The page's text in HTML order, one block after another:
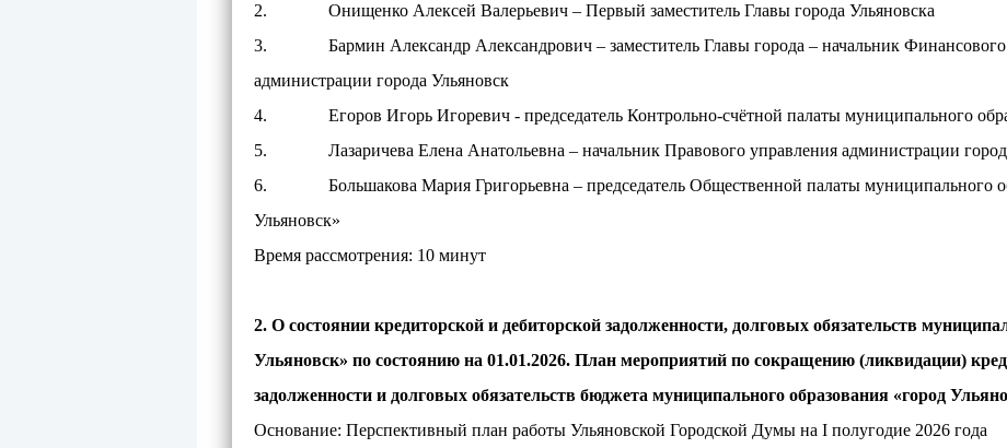
2. Онищенко Алексей Валерьевич – Первый заместитель Главы города Ульяновска
3. Бармин Александр Александрович – заместитель Главы города – начальник Финансового
администрации города Ульяновск
4. Егоров Игорь Игоревич - председатель Контрольно-счётной палаты муниципального
5. Лазаричева Елена Анатольевна – начальник Правового управления администрации
6. Большакова Мария Григорьевна – председатель Общественной палаты муниципального
Ульяновск»
Время рассмотрения: 10 минут
2. О состоянии кредиторской и дебиторской задолженности, долговых обязательств
Ульяновск» по состоянию на 01.01.2026. План мероприятий по сокращению (ликвидации)
задолженности и долговых обязательств бюджета муниципального образования «город
Основание: Перспективный план работы Ульяновской Городской Думы на I полугодие 2026 года